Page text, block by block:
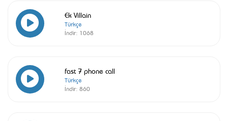
Ek Villain
Türkçe
İndir: 1068
fast 7 phone call
Türkçe
İndir: 860